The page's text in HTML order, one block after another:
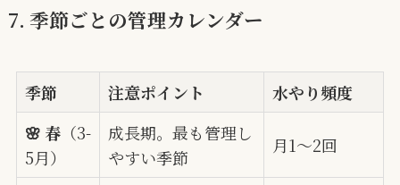
7. 季節ごとの管理カレンダー
季節 注意ポイント
水やり頻度
🌸 春（3-
5月）
成長期。最も管理し
やすい季節
月1〜2回